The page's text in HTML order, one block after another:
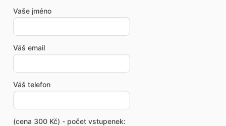
Vaše jméno
Váš email
Váš telefon
(cena 300 Kč) - počet vstupenek: